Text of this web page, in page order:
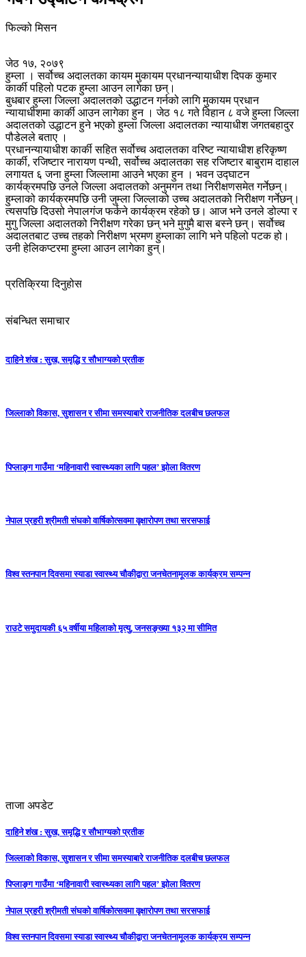
फिल्को मिसन
जेठ १७, २०७९
हुम्ला । सर्वोच्च अदालतका कायम मुकायम प्रधानन्यायाधीश दिपक कुमार
कार्की पहिलो पटक हुम्ला आउन लागेका छन्।
बुधबार हुम्ला जिल्ला अदालतको उद्धाटन गर्नको लागि मुकायम प्रधान
न्यायाधीशमा कार्की आउन लागेका हुन । जेठ १८ गते विहान ८ वजे हुम्ला जिल्ला
अदालतको उद्धाटन हुने भएको हुम्ला जिल्ला अदालतका न्यायाधीश जगतबहादुर
पौडेलले बताए ।
प्रधानन्यायाधीश कार्की सहित सर्वोच्च अदालतका वरिष्ट न्यायाधीश हरिकृष्ण
कार्की, रजिष्टार नारायण पन्थी, सर्वोच्च अदालतका सह रजिष्टार बाबुराम दाहाल
लगायत ६ जना हुम्ला जिल्लामा आउने भएका हुन । भवन उद्घाटन
कार्यक्रमपछि उनले जिल्ला अदालतको अनुमगन तथा निरीक्षणसमेत गर्नेछन्।
हुम्लाको कार्यक्रमपछि उनी जुम्ला जिल्लाको उच्च अदालतको निरीक्षण गर्नेछन्।
त्यसपछि दिउसो नेपालगंज फर्कने कार्यक्रम रहेको छ। आज भने उनले डोल्पा र
मुगु जिल्ला अदालतको निरीक्षण गरेका छन् भने मुगुमै बास बस्ने छन्। सर्वोच्च
अदालतबाट उच्च तहको निरीक्षण भ्रमण हुम्लाका लागि भने पहिलो पटक हो।
उनी हेलिकप्टरमा हुम्ला आउन लागेका हुन्।
प्रतिक्रिया दिनुहोस
संबन्धित समाचार
दाहिने शंख : सुख, समृद्धि र सौभाग्यको प्रतीक
जिल्लाको विकास, सुशासन र सीमा समस्याबारे राजनीतिक दलबीच छलफल
पिप्लाङ्ग गाउँमा ‘महिनावारी स्वास्थ्यका लागि पहल’ झोला वितरण
नेपाल प्रहरी श्रीमती संघको वार्षिकोत्सवमा वृक्षारोपण तथा सरसफाई
विश्व स्तनपान दिवसमा स्याडा स्वास्थ्य चौकीद्वारा जनचेतनामूलक कार्यक्रम सम्पन्न
राउटे समुदायकी ६५ वर्षीया महिलाको मृत्यु, जनसङ्ख्या १३२ मा सीमित
ताजा अपडेट
दाहिने शंख : सुख, समृद्धि र सौभाग्यको प्रतीक
जिल्लाको विकास, सुशासन र सीमा समस्याबारे राजनीतिक दलबीच छलफल
पिप्लाङ्ग गाउँमा ‘महिनावारी स्वास्थ्यका लागि पहल’ झोला वितरण
नेपाल प्रहरी श्रीमती संघको वार्षिकोत्सवमा वृक्षारोपण तथा सरसफाई
विश्व स्तनपान दिवसमा स्याडा स्वास्थ्य चौकीद्वारा जनचेतनामूलक कार्यक्रम सम्पन्न